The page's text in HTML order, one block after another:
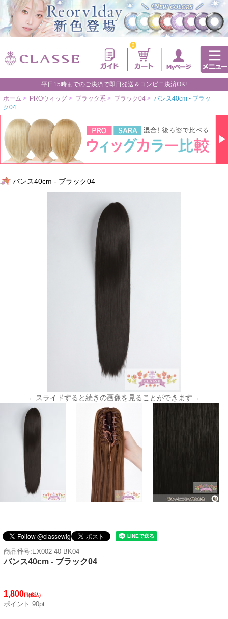
0
平日15時までのご決済で即日発送＆コンビニ決済OK!
ホーム > PROウィッグ > ブラック系 > ブラック04 > バンス40cm - ブラッ
ク04
バンス40cm - ブラック04
←スライドすると続きの画像を見ることができます→
商品番号:EX002-40-BK04
バンス40cm - ブラック04
1,800円(税込)
ポイント:90pt